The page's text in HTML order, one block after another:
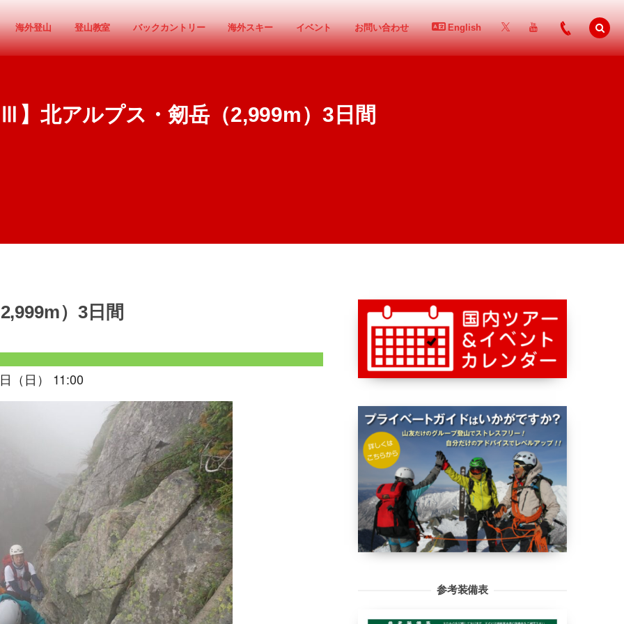
海外登山 登山教室 バックカントリー 海外スキー イベント お問い合わせ English
】北アルプス・剱岳（2,999m）3日間
）3日間
（日） 11:00
参考装備表